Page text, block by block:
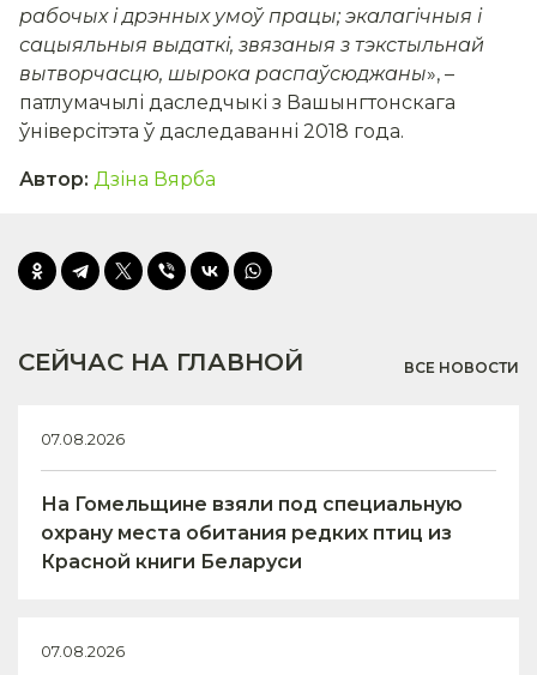
рабочых і дрэнных умоў працы; экалагічныя і
сацыяльныя выдаткі, звязаныя з тэкстыльнай
вытворчасцю, шырока распаўсюджаны», –
патлумачылі даследчыкі з Вашынгтонскага
ўніверсітэта ў даследаванні 2018 года.
Автор: Дзіна Вярба
СЕЙЧАС НА ГЛАВНОЙ ВСЕ НОВОСТИ
07.08.2026
На Гомельщине взяли под специальную
охрану места обитания редких птиц из
Красной книги Беларуси
07.08.2026